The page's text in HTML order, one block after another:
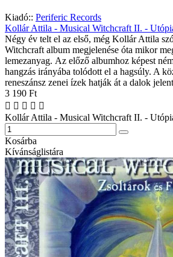
Kiadó:: Periferic Records
Kollár Attila - Musical Witchcraft II. -
Négy év telt el az első, még Kollár Attila
Witchcraft album megjelenése óta mikor
lemezanyag. Az előző albumhoz képest
hangzás irányába tolódott el a hagsúly. A
reneszánsz zenei ízek hatják át a dalok
3 190 Ft
Kollár Attila - Musical Witchcraft II. -
Kosárba
Kívánságlistára